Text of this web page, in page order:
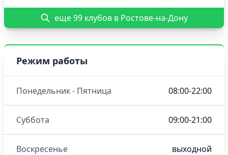
еще 99 клубов в Ростове-на-Дону
Режим работы
Понедельник - Пятница 08:00-22:00
Суббота 09:00-21:00
Воскресенье выходной